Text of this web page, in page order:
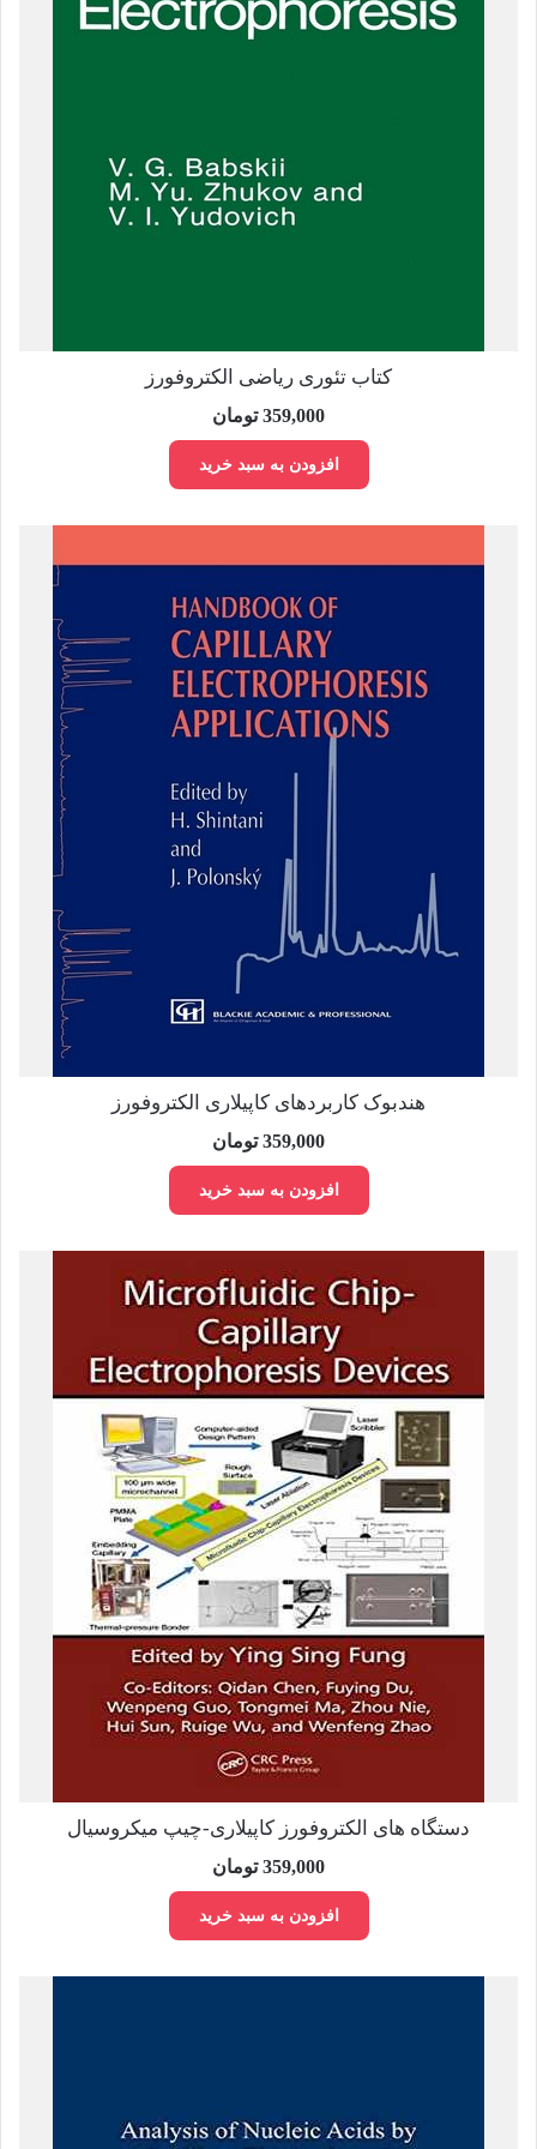
کتاب تئوری ریاضی الکتروفورز
359,000 تومان
افزودن به سبد خرید
هندبوک کاربردهای کاپیلاری الکتروفورز
359,000 تومان
افزودن به سبد خرید
دستگاه های الکتروفورز کاپیلاری-چیپ میکروسیال
359,000 تومان
افزودن به سبد خرید